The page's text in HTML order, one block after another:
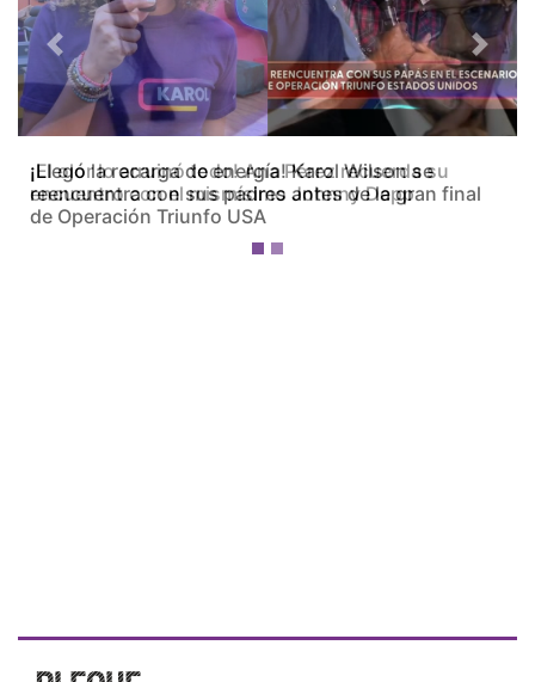
¡El olor lo arruinó todo! Ana Pérez recuerda su
encuentro con el mismísimo Johnny Depp
Previous Next